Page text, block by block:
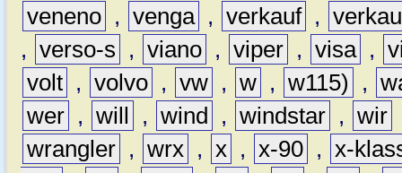
veneno , venga , verkauf ,
, verso-s , viano , viper , visa ,
volt , volvo , vw , w , w115) ,
wer , will , wind , windstar , wir
wrangler , wrx , x , x-90 , x-